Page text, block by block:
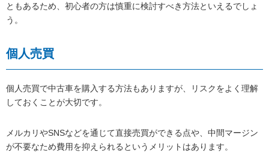
ともあるため、初心者の方は慎重に検討すべき方法といえるでしょ
う。
個人売買
個人売買で中古車を購入する方法もありますが、リスクをよく理解
しておくことが大切です。
メルカリやSNSなどを通じて直接売買ができる点や、中間マージン
が不要なため費用を抑えられるというメリットはあります。